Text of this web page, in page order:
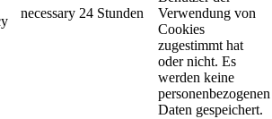
necessary 24 Stunden
Verwendung von
Cookies
zugestimmt hat
oder nicht. Es
werden keine
personenbezogenen
Daten gespeichert.